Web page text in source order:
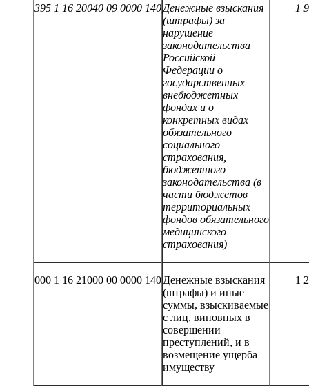
395 1 16 20040 09 0000 140Денежные взыскания
(штрафы) за
нарушение
законодательства
Российской
Федерации о
государственных
внебюджетных
фондах и о
конкретных видах
обязательного
социального
страхования,
бюджетного
законодательства (в
части бюджетов
территориальных
фондов обязательного
медицинского
страхования)
1
000 1 16 21000 00 0000 140Денежные взыскания
(штрафы) и иные
суммы, взыскиваемые
с лиц, виновных в
совершении
преступлений, и в
возмещение ущерба
имуществу
1